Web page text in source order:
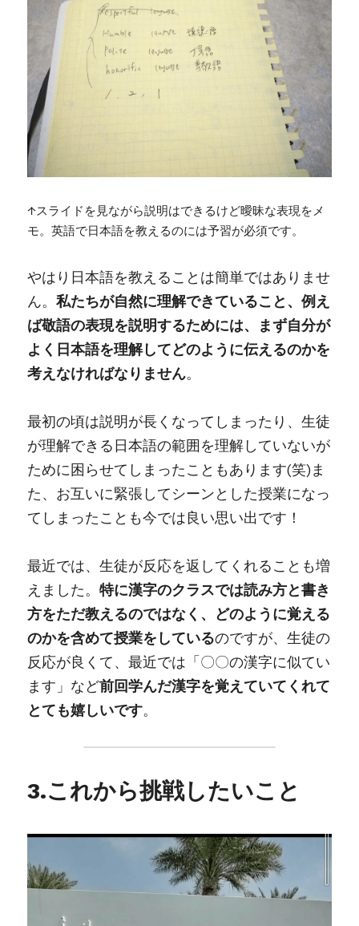
↑スライドを見ながら説明はできるけど曖昧な表現をメ
モ。英語で日本語を教えるのには予習が必須です。
やはり日本語を教えることは簡単ではありませ
ん。 私たちが自然に理解できていること、例え
ば敬語の表現を説明するためには、まず自分が
よく日本語を理解してどのように伝えるのかを
考えなければなりません。
最初の頃は説明が長くなってしまったり、生徒
が理解できる日本語の範囲を理解していないが
ために困らせてしまったこともあります(笑)ま
た、お互いに緊張してシーンとした授業になっ
てしまったことも今では良い思い出です！
最近では、生徒が反応を返してくれることも増
えました。 特に漢字のクラスでは読み方と書き
方をただ教えるのではなく、どのように覚える
のかを含めて授業をしているのですが、生徒の
反応が良くて、最近では「〇〇の漢字に似てい
ます」など前回学んだ漢字を覚えていてくれて
とても嬉しいです。
3.これから挑戦したいこと